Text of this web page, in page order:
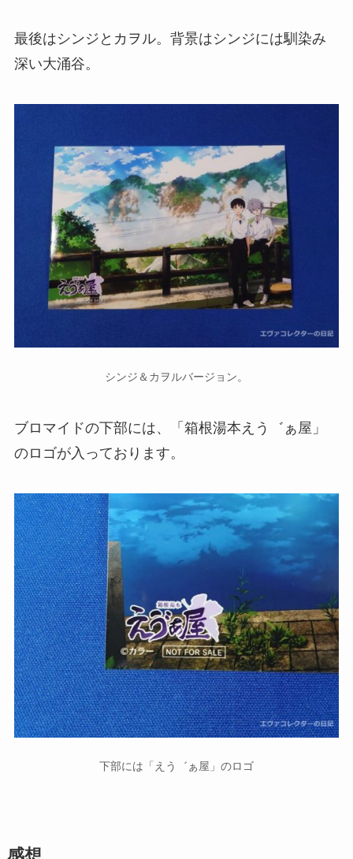
最後はシンジとカヲル。背景はシンジには馴染み
深い大涌谷。
シンジ＆カヲルバージョン。
ブロマイドの下部には、「箱根湯本えう゛ぁ屋」
のロゴが入っております。
下部には「えう゛ぁ屋」のロゴ